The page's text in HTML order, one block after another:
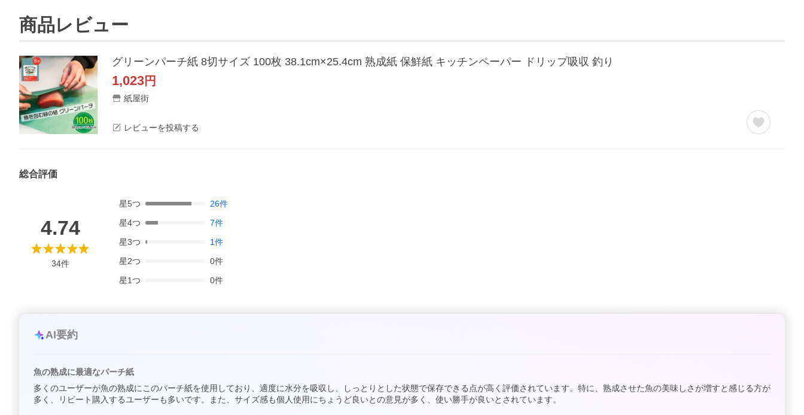
商品レビュー
グリーンパーチ紙 8切サイズ 100枚 38.1cm×25.4cm 熟成紙 保鮮紙 キッチンペーパー ドリップ吸収 釣り
1,023円
紙屋街
レビューを投稿する
総合評価
4.74
34件
星5つ 26件
星4つ 7件
星3つ 1件
星2つ 0件
星1つ 0件
AI要約
魚の熟成に最適なパーチ紙
多くのユーザーが魚の熟成にこのパーチ紙を使用しており、適度に水分を吸収し、しっとりとした状態で保存できる点が高く評価されています。特に、熟成させた魚の美味しさが増すと感じる方が
多く、リピート購入するユーザーも多いです。また、サイズ感も個人使用にちょうど良いとの意見が多く、使い勝手が良いとされています。